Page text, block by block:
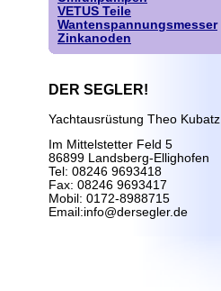
VETUS Teile
Wantenspannungsmesser
Zinkanoden
DER SEGLER!
Yachtausrüstung Theo Kubatz
Im Mittelstetter Feld 5
86899 Landsberg-Ellighofen
Tel: 08246 9693418
Fax: 08246 9693417
Mobil: 0172-8988715
Email:info@dersegler.de